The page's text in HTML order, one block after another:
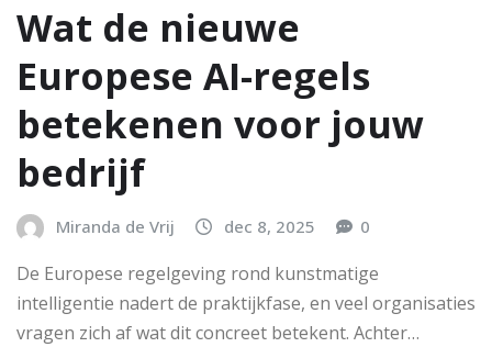
Wat de nieuwe
Europese AI-regels
betekenen voor jouw
bedrijf
Miranda de Vrij dec 8, 2025 0
De Europese regelgeving rond kunstmatige
intelligentie nadert de praktijkfase, en veel organisaties
vragen zich af wat dit concreet betekent. Achter…